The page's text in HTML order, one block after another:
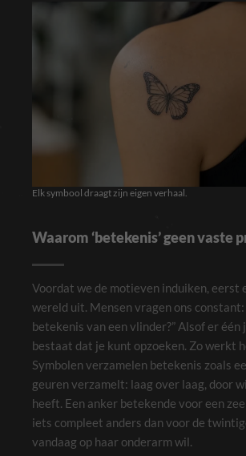
Elk symbool draagt zijn eigen verhaal.
Waarom ‘betekenis’ geen vaste
Voordat we de motieven induiken, eerst
wereld uit. Mensen vragen ons constant:
betekenis van een vlinder?” Alsof er
bestaat dat je kunt opzoeken. Zo werkt
Symbolen verzamelen betekenis zoals
geuren verzamelt: laag over laag, door
heeft. Een anker betekende voor een
iets compleet anders dan voor de
vandaag op haar onderarm wil.